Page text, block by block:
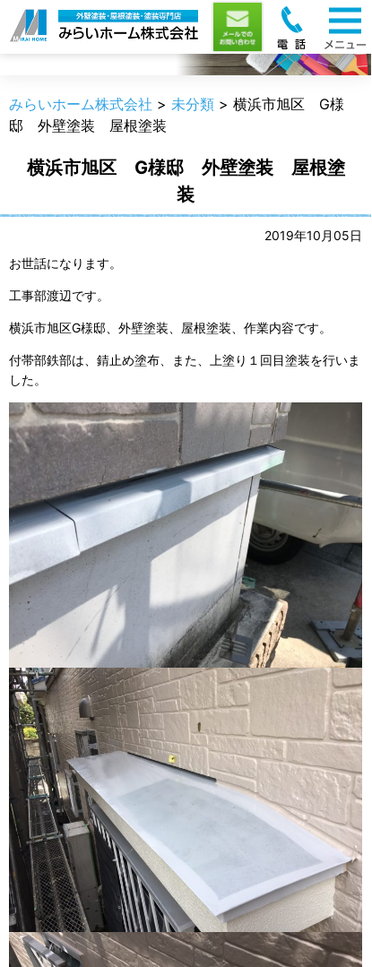
職人のうんちく
みらいホーム株式会社 > 未分類 > 横浜市旭区 G様
邸 外壁塗装 屋根塗装
横浜市旭区 G様邸 外壁塗装 屋根塗
装
2019年10月05日
お世話になります。
工事部渡辺です。
横浜市旭区G様邸、外壁塗装、屋根塗装、作業内容です。
付帯部鉄部は、錆止め塗布、また、上塗り１回目塗装を行いま
した。